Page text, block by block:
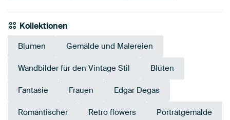
Kollektionen
Blumen Gemälde und Malereien
Wandbilder für den Vintage Stil Blüten
Fantasie Frauen Edgar Degas
Romantischer Retro flowers Porträtgemälde